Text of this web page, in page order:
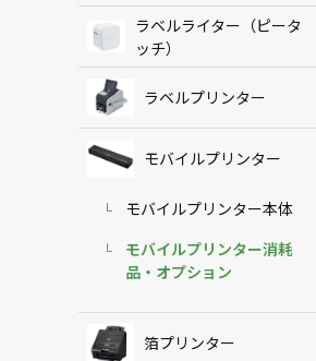
ラベルライター（ピータ
ッチ）
ラベルプリンター
モバイルプリンター
モバイルプリンター本体
モバイルプリンター消耗
品・オプション
箔プリンター